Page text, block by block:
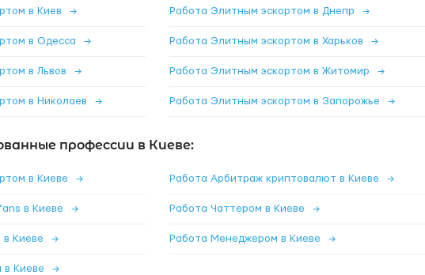
в Киев → Работа Элитным эскортом в Днепр →
в Одесса → Работа Элитным эскортом в Харьков →
в Львов → Работа Элитным эскортом в Житомир →
в Николаев → Работа Элитным эскортом в Запорожье →
профессии в Киеве:
в Киеве → Работа Арбитраж криптовалют в Киеве →
в Киеве → Работа Чаттером в Киеве →
в Киеве → Работа Менеджером в Киеве →
в Киеве →